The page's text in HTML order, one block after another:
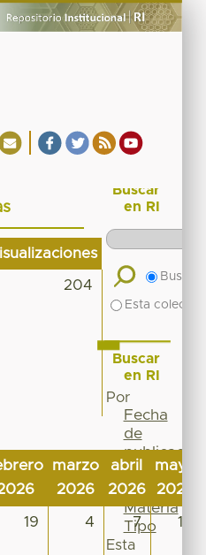
204
marzo
2026
abril
2026
mayo
2026
19 4 7 13
Buscar
en RI
Buscar
Esta
Buscar
en RI
Por
Fecha
de
publicación
Autor
Título
Materia
Tipo
Esta